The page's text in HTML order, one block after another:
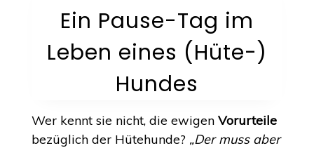
Ein Pause-Tag im
Leben eines (Hüte-)
Hundes
Wer kennt sie nicht, die ewigen Vorurteile
bezüglich der Hütehunde? „Der muss aber